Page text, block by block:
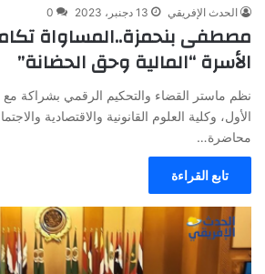
الحدث الإفريقي 13 دجنبر، 2023 0
مصطفى بنحمزة..المساواة
الأسرة “المالية وحق الحضانة”
نظم ماستر القضاء والتحكيم الرقمي بشراكة
الأول، وكلية العلوم القانونية والاقتصادية
محاضرة…
تابع القراءة